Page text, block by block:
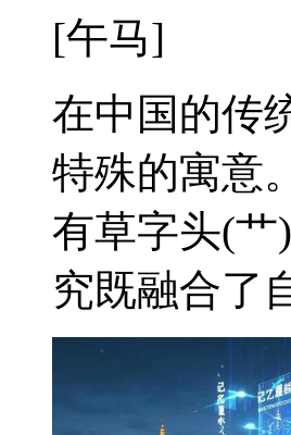
[午马]
在中国的传
特殊的寓意
有草字头(
究既融合了